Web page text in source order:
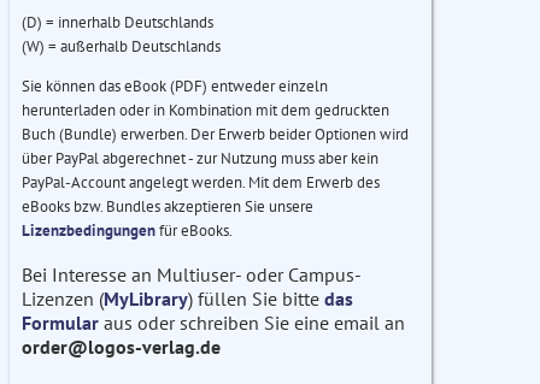
(D) = innerhalb Deutschlands
(W) = außerhalb Deutschlands
Sie können das eBook (PDF) entweder einzeln
herunterladen oder in Kombination mit dem gedruckten
Buch (Bundle) erwerben. Der Erwerb beider Optionen wird
über PayPal abgerechnet - zur Nutzung muss aber kein
PayPal-Account angelegt werden. Mit dem Erwerb des
eBooks bzw. Bundles akzeptieren Sie unsere
Lizenzbedingungenfür eBooks.
Bei Interesse an Multiuser- oder Campus-
Lizenzen (MyLibrary) füllen Sie bitte das
Formular aus oder schreiben Sie eine email an
order@logos-verlag.de